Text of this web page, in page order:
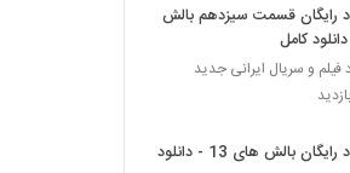
رایگان قسمت سیزدهم بالش
کامل
فیلم و سریال ایرانی جدید
دانلود رایگان بالش های 13 - دانلود